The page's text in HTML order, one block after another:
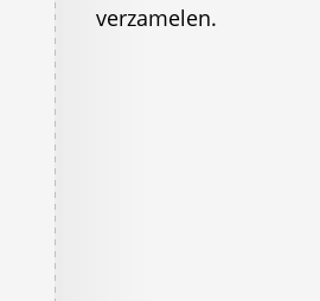
verzamelen.